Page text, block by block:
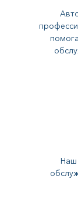
Наш